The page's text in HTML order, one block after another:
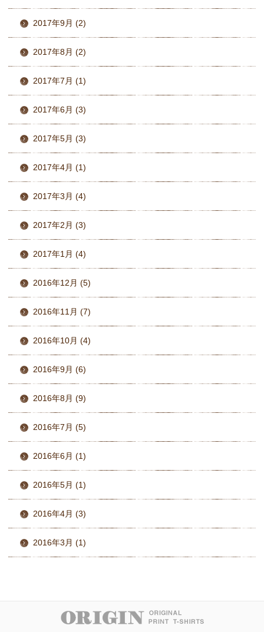
2017年9月 (2)
2017年8月 (2)
2017年7月 (1)
2017年6月 (3)
2017年5月 (3)
2017年4月 (1)
2017年3月 (4)
2017年2月 (3)
2017年1月 (4)
2016年12月 (5)
2016年11月 (7)
2016年10月 (4)
2016年9月 (6)
2016年8月 (9)
2016年7月 (5)
2016年6月 (1)
2016年5月 (1)
2016年4月 (3)
2016年3月 (1)